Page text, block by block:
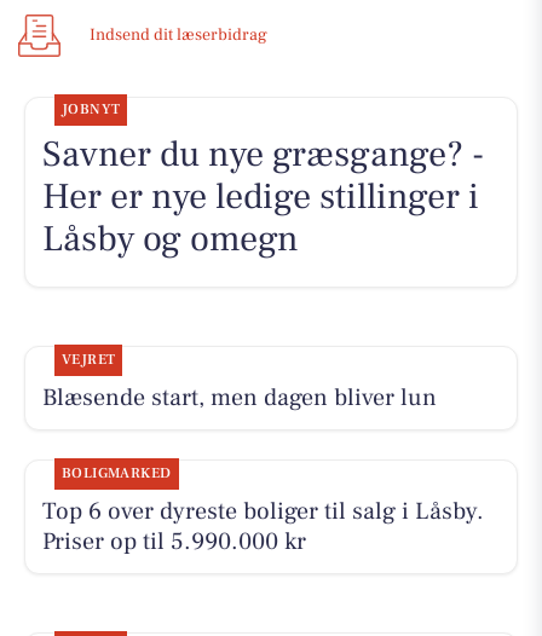
Indsend dit læserbidrag
JOBNYT
Savner du nye græsgange? -
Her er nye ledige stillinger i
Låsby og omegn
VEJRET
Blæsende start, men dagen bliver lun
BOLIGMARKED
Top 6 over dyreste boliger til salg i Låsby.
Priser op til 5.990.000 kr